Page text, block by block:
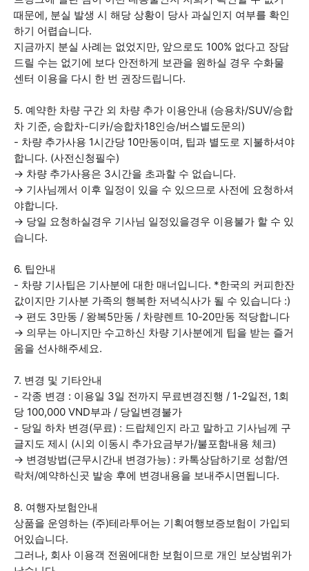
때문에, 분실 발생 시 해당 상황이 당사 과실인지 여부를 확인
하기 어렵습니다.
지금까지 분실 사례는 없었지만, 앞으로도 100% 없다고 장담
드릴 수는 없기에 보다 안전하게 보관을 원하실 경우 수화물
센터 이용을 다시 한 번 권장드립니다.
5. 예약한 차량 구간 외 차량 추가 이용안내 (승용차/SUV/승합
차 기준, 승합차-디카/승합차18인승/버스별도문의)
- 차량 추가사용 1시간당 10만동이며, 팁과 별도로 지불하셔야
합니다. (사전신청필수)
→ 차량 추가사용은 3시간을 초과할 수 없습니다.
→ 기사님께서 이후 일정이 있을 수 있으므로 사전에 요청하셔
야합니다.
→ 당일 요청하실경우 기사님 일정있을경우 이용불가 할 수 있
습니다.
6. 팁안내
- 차량 기사팁은 기사분에 대한 매너입니다. *한국의 커피한잔
값이지만 기사분 가족의 행복한 저녁식사가 될 수 있습니다 :)
→ 편도 3만동 / 왕복5만동 / 차량렌트 10-20만동 적당합니다
→ 의무는 아니지만 수고하신 차량 기사분에게 팁을 받는 즐거
움을 선사해주세요.
7. 변경 및 기타안내
- 각종 변경 : 이용일 3일 전까지 무료변경진행 / 1-2일전, 1회
당 100,000 VND부과 / 당일변경불가
- 당일 하차 변경(무료) : 드랍체인지 라고 말하고 기사님께 구
글지도 제시 (시외 이동시 추가요금부가/불포함내용 체크)
→ 변경방법(근무시간내 변경가능) : 카톡상담하기로 성함/연
락처/예약하신곳 발송 후에 변경내용을 보내주시면됩니다.
8. 여행자보험안내
상품을 운영하는 (주)테라투어는 기획여행보증보험이 가입되
어있습니다.
그러나, 회사 이용객 전원에대한 보험이므로 개인 보상범위가